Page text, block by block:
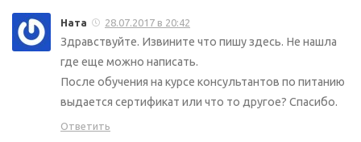
Ната 28.07.2017 в 20:42
Здравствуйте. Извините что пишу здесь. Не нашла
где еще можно написать.
После обучения на курсе консультантов по питанию
выдается сертификат или что то другое? Спасибо.
Ответить